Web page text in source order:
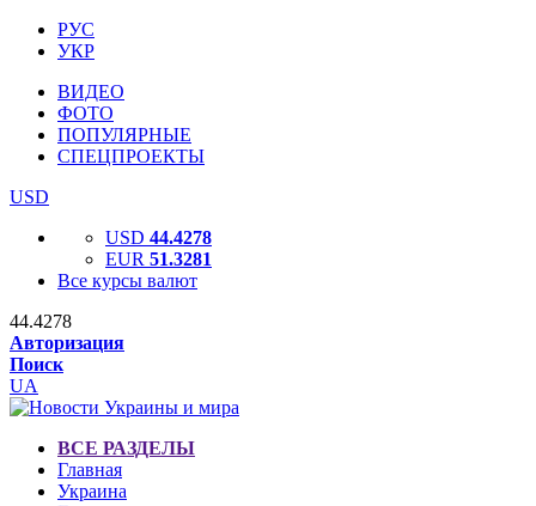
РУС
УКР
ВИДЕО
ФОТО
ПОПУЛЯРНЫЕ
СПЕЦПРОЕКТЫ
USD
USD 44.4278
EUR 51.3281
Все курсы валют
44.4278
Авторизация
Поиск
UA
ВСЕ РАЗДЕЛЫ
Главная
Украина